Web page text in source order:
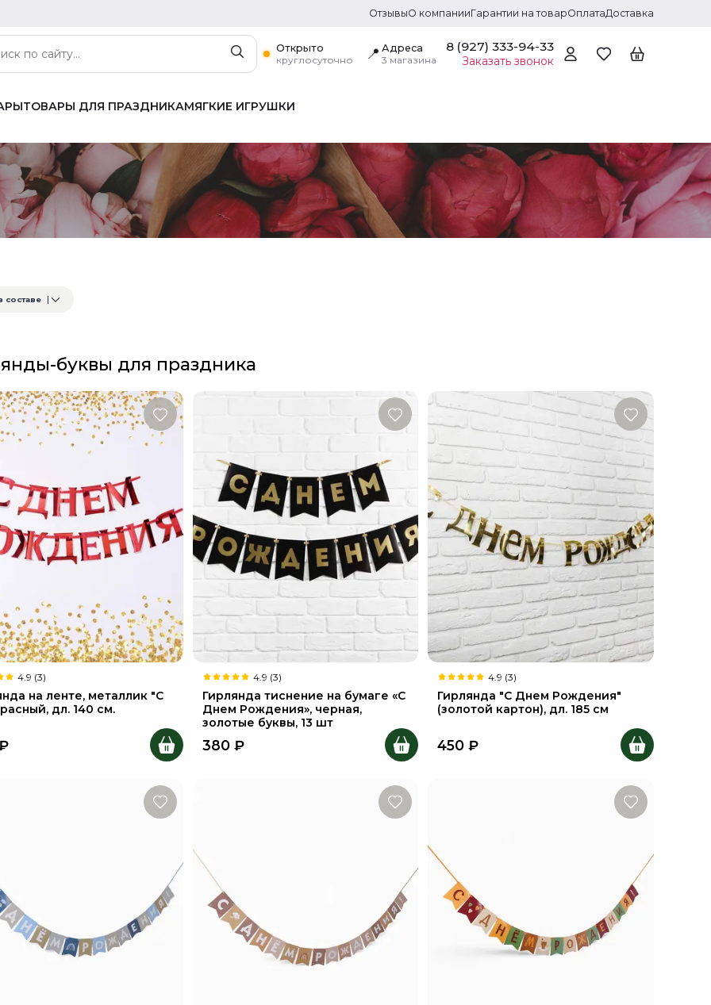
ОтзывыО компанииГарантии на товарОплатаДоставка
Открыто
круглосуточно
📍 Адреса
3 магазина
8 (927) 333-94-33
Заказать звонок
ТОВАРЫ ДЛЯ ПРАЗДНИКАМЯГКИЕ ИГРУШКИ
составе
буквы для праздника
4.9 (3)
на ленте, металлик "С
дл. 140 см.
4.9 (3)
Гирлянда тиснение на бумаге «С
Днем Рождения», черная,
золотые буквы, 13 шт
380 ₽
4.9 (3)
Гирлянда "С Днем Рождения"
(золотой картон), дл. 185 см
450 ₽